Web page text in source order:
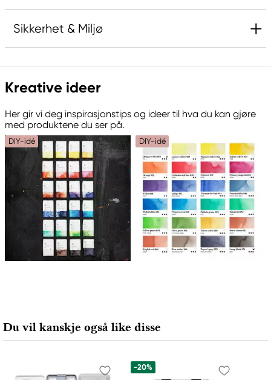
Sikkerhet & Miljø
Ansvarlig EU
Kreatima
205 14 Malmö, Sweden
www.panduro.com
+46 (04) 22 30 70
Kreative ideer
Her gir vi deg inspirasjonstips og ideer til hva du kan gjøre
med produktene du ser på.
DIY-idé DIY-idé
Du vil kanskje også like disse
-20%